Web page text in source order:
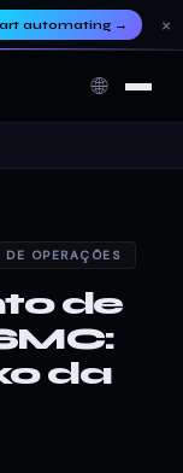
automating→ ×
🌐
OPERAÇÕES
de
da